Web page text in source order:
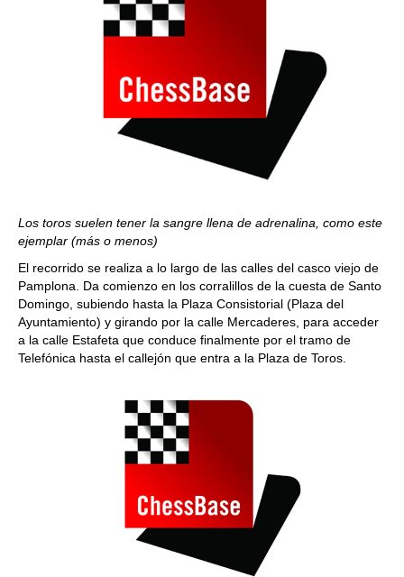
Los toros suelen tener la sangre llena de adrenalina, como este
ejemplar (más o menos)
El recorrido se realiza a lo largo de las calles del casco viejo de
Pamplona. Da comienzo en los corralillos de la cuesta de Santo
Domingo, subiendo hasta la Plaza Consistorial (Plaza del
Ayuntamiento) y girando por la calle Mercaderes, para acceder
a la calle Estafeta que conduce finalmente por el tramo de
Telefónica hasta el callejón que entra a la Plaza de Toros.